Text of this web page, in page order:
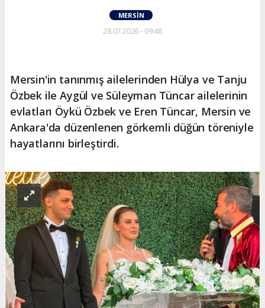
MERSIN
28.07.2026 - 09:48
Mersin'in tanınmış ailelerinden Hülya ve Tanju
Özbek ile Aygül ve Süleyman Tüncar ailelerinin
evlatları Öykü Özbek ve Eren Tüncar, Mersin ve
Ankara'da düzenlenen görkemli düğün töreniyle
hayatlarını birleştirdi.